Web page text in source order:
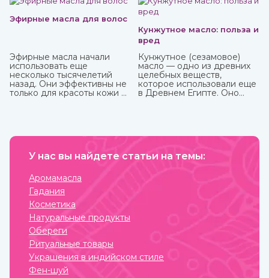
Купить чаванпраш известных марок, в том числе Дабур,
вы можете в интернет-магазине ИндоКитай.
Эфирные масла для волос
Эфирные масла начали
использовать еще
несколько тысячелетий
назад. Они эффективны не
только для красоты кожи и
самостоятельно, некоторые
маслом из-за весьма
Купите любые эфирные
масла в интернет-магазине
ИндоКитай.
Кунжутное масло: польза и
вред
Кунжутное (сезамовое)
масло — одно из древних
целебных веществ,
которое использовали еще
в Древнем Египте. Оно
долго, до 9 лет, может
ценных качеств.
У нас вы найдете статьи на темы:
Аромамасла
Гадания
Косметика
Натуральные продукты
Обереги
Ритуальные товары
Украшения в индийском стиле
Фен-шуй